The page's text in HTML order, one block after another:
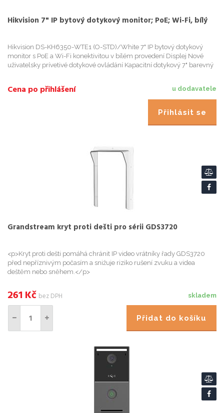
Hikvision 7" IP bytový dotykový monitor; PoE; Wi-Fi, bílý
Hikvision DS-KH6350-WTE1 (O-STD)/White 7" IP bytový dotykový
monitor s PoE a Wi-Fi konektivitou v bílém provedení Displej Nové
uživatelsky prívetivé dotykové ovládání Kapacitní dotykový 7" barevný
u dodavatele
Cena po přihlášení
Přihlásit se
Grandstream kryt proti dešti pro sérii GDS3720
<p>Kryt proti dešti pomáhá chránit IP video vrátníky řady GDS3720
před nepříznivým počasím a snižuje riziko rušení zvuku a videa
deštěm nebo sněhem.</p>
skladem
261 Kč bez DPH
Přidat do košíku